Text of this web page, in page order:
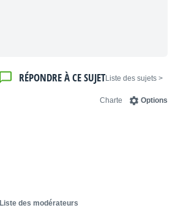
< Liste des sujets
RÉPONDRE À CE SUJET
Options
Charte
Liste des modérateurs